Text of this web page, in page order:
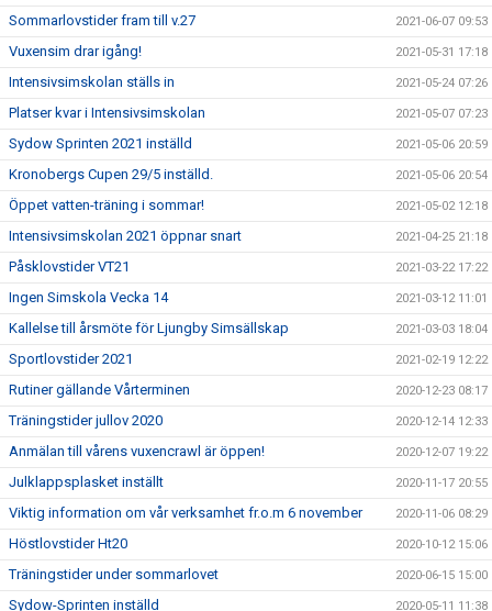
Sommarlovstider fram till v.27 2021-06-07 09:53
Vuxensim drar igång! 2021-05-31 17:18
Intensivsimskolan ställs in 2021-05-24 07:26
Platser kvar i Intensivsimskolan 2021-05-07 07:23
Sydow Sprinten 2021 inställd 2021-05-06 20:59
Kronobergs Cupen 29/5 inställd. 2021-05-06 20:54
Öppet vatten-träning i sommar! 2021-05-02 12:18
Intensivsimskolan 2021 öppnar snart 2021-04-25 21:18
Påsklovstider VT21 2021-03-22 17:22
Ingen Simskola Vecka 14 2021-03-12 11:01
Kallelse till årsmöte för Ljungby Simsällskap 2021-03-03 18:04
Sportlovstider 2021 2021-02-19 12:22
Rutiner gällande Vårterminen 2020-12-23 08:17
Träningstider jullov 2020 2020-12-14 12:33
Anmälan till vårens vuxencrawl är öppen! 2020-12-07 19:22
Julklappsplasket inställt 2020-11-17 20:55
Viktig information om vår verksamhet fr.o.m 6 november 2020-11-06 08:29
Höstlovstider Ht20 2020-10-12 15:06
Träningstider under sommarlovet 2020-06-15 15:00
Sydow-Sprinten inställd 2020-05-11 11:38